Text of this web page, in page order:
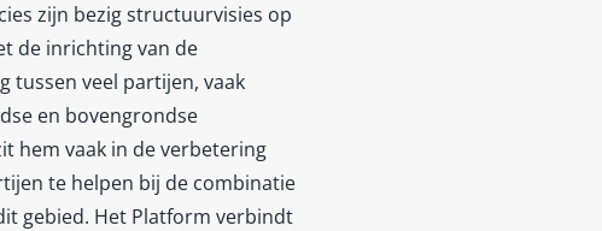
zijn bezig structuurvisies op
de inrichting van de
tussen veel partijen, vaak
en bovengrondse
hem vaak in de verbetering
te helpen bij de combinatie
gebied. Het Platform verbindt